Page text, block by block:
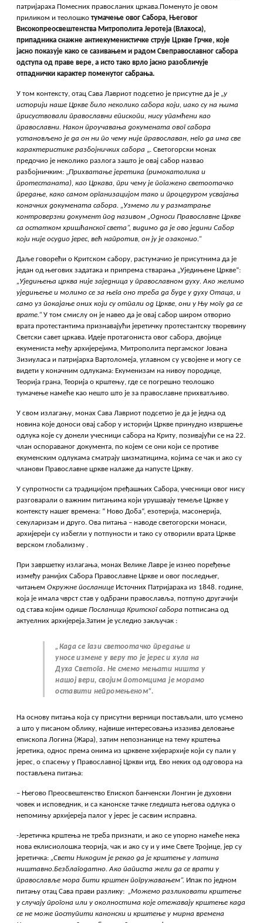
патријараха Помесних правосланих цркава.Поменуто је овом
приликом и теолошкотумачење овог Сабора, Његовог
Високопреосвештенства Митрополита Јеротеја (Влахоса),
припадника снажне антиекуменистичке струје Цркве Грчке, које
јасно показује како се сазивањем и радом Свеправославног сабора
одступа од праве вере, а исто тако врло јасно разобличује
отпаднички карактер поменутог сабрања.
У том контексту, отац Сава Лавриот подсетио је присутне да је „у
историји наше Цркве било неколико сабора који, иако су на њима
присуствовали православни епископи, нису упамћени као
православни. Након проучавања докумената овог сабора
установљено је да он ни по чему није православан, него да има све
карактеристике разбојничких сабора „. Светогорски монах
предочио је неколико разлога зашто је овај сабор назвао
разбојничким: „Прихватање јеретика (римокатолика и
протестаната), као Цркава, при чему је погажено светоотачко
предање, како самом организацијом тако и процедуром усвајања
коначних докумената сабора. „Узмемо ли у разматрање
контроверзни документ под називом „Односи Православне Цркве
са остатком хришћанског света“, видимо да је ово једини Сабор
који није осудио јерес, већ напротив, он ју је озаконио.“
Даље говорећи о Критском сабору, растумачио је присутнима да је
један од његових задатака и припрема стварања „Уједињене Цркве“:
„Уједињења црква није заједница у православном духу. Ако желимо
уједињење и молимо се за њега оно треба да буде у духу Отаца, и
само уз покајање оних који су отпали од Цркве, они у Њу могу да се
врате.“У том смислу он је навео да је овај сабор широм отворио
врата протестантима признавајући јеретичку протестантску творевину
Светски савет цркава. Идеје протагониста овог сабора, двојице
екумениста међу архијерејима, Митрополита пергамског Јована
3изиуласа и патријарха Вартоломеја, углавном су усвојене и могу се
видети у коначним одлукама: Екуменизам на нивоу породице,
Теорија грана, Теорија о крштењу, где се погрешно теолошко
тумачење намеће као нешто што је за православне прихватљиво.
У свом излагању, монах Сава Лавриот подсетио је да је једна од
новина које доноси овај сабор у историји Цркве принудно извршење
одлука које су донели учесници сабора на Криту, позивајући се на 22.
члан оспораваног документа, по којем се они који се противе
екуменским одлукама сматрају шизматицима, којима се чак и ако су
чланови Православне цркве налаже да напусте Цркву.
У супротности са традицијом пређашњих Сабора, учесници овог нису
разговарали о важним питањима који урушавају темеље Цркве у
контексту нашег времена: “ Ново Доба“, езотерија, масонерија,
секуларизам и друго. Ова питања – наводе светогорски монаси,
архијереји су избегли у потпуности и тако су отворили врата Цркве
верском глобализму .
При завршетку излагања, монах Велике Лавре је изнео поређење
између ранијих Сабора Православне Цркве и овог последњег,
читањемОкружне посланице Источних Патријараха из 1848. године,
која је имала чврст став у одбрани православља, потпуно другачији
од става којим одишеПосланица Критског сабора потписана од
актуелних архијереја.Затим је уследио закључак :
„Када се гази светоотачко предање и
уносе измене у веру то је јерес и хула на
Духа Светога. Не смемо мењати ништа у
нашој вери, својим потомцима је морамо
оставити непромењеном“.
На основу питања која су присутни верници постављали, што усмено
а што у писаном облику, највише интересовања изазива деловање
епископа Логина (Жара), затим непознанице на тему крштења
јеретика, однос према онима из црквене хијерархије који су пали у
јерес, о спасењу у Православној Цркви итд. Ево неких од одговора на
постављена питања:
– Његово Преосвештенство Епископ банченски Лонгин је духовни
човек и исповедник, и са канонске тачке гледишта његова одлука о
непомињу архијереја палог у јерес је сасвим исправна.
-Јеретичка крштења не треба признати, и ако се упорно намеће нека
нова еклисиолошка теорија, чак и ако су и у име Свете Тројице, јер су
јеретичка: „Свети Никодим је рекао да је крштење у латина
ништавно.Безблагодатно. Ако паписта жели да се врати у
православље мора бити крштен погружавањем“. Ипак по једном
питању отац Сава прави разлику: „Можемо разликовати крштење
у случају прогона или у околностима које отежавају крштење када
се не може поступити канонски и крштење у мирна времена